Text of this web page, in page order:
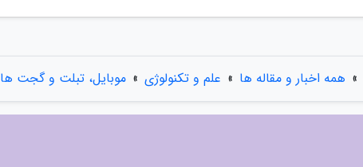
» همه اخبار و مقاله ها » علم و تکنولوژی » موبایل، تبلت و گجت ها